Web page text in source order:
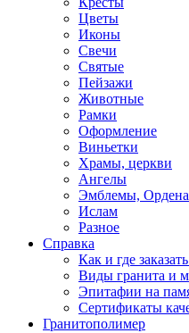
Цветы
Иконы
Свечи
Святые
Пейзажи
Животные
Рамки
Оформление
Виньетки
Храмы, церкви
Ангелы
Эмблемы, Ордена
Ислам
Разное
Справка
Как и где
Виды гранита и
Эпитафии на
Сертификаты
Гранитополимер